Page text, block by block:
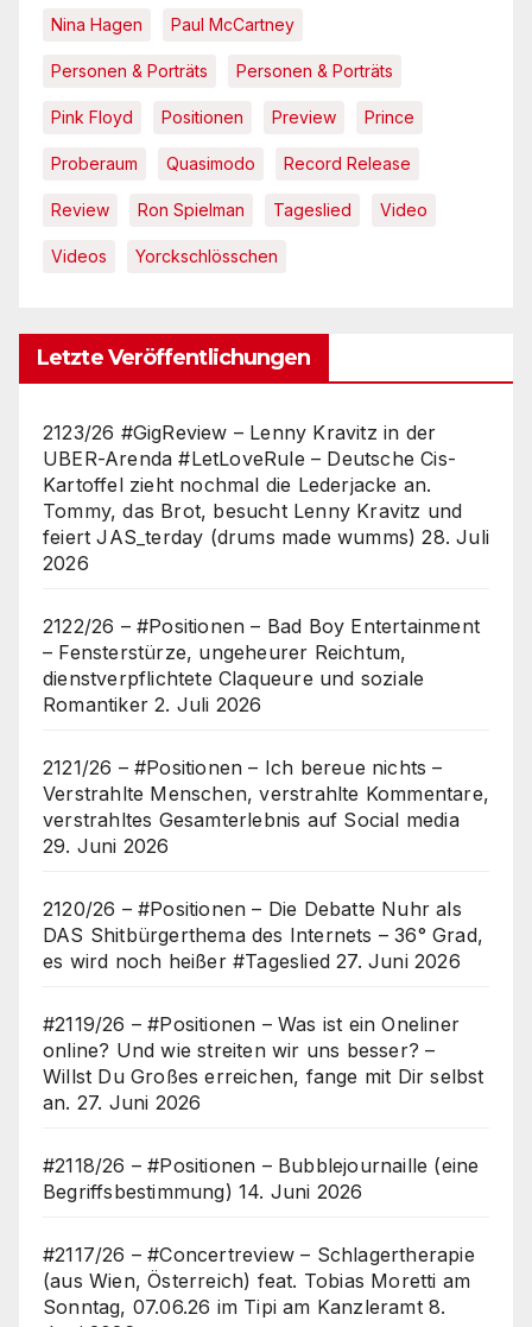
Nina Hagen Paul McCartney
Personen & Porträts Personen & Porträts
Pink Floyd Positionen Preview Prince
Proberaum Quasimodo Record Release
Review Ron Spielman Tageslied Video
Videos Yorckschlösschen
Letzte Veröffentlichungen
2123/26 #GigReview – Lenny Kravitz in der
UBER-Arenda #LetLoveRule – Deutsche Cis-
Kartoffel zieht nochmal die Lederjacke an.
Tommy, das Brot, besucht Lenny Kravitz und
feiert JAS_terday (drums made wumms) 28. Juli
2026
2122/26 – #Positionen – Bad Boy Entertainment
– Fensterstürze, ungeheurer Reichtum,
dienstverpflichtete Claqueure und soziale
Romantiker 2. Juli 2026
2121/26 – #Positionen – Ich bereue nichts –
Verstrahlte Menschen, verstrahlte Kommentare,
verstrahltes Gesamterlebnis auf Social media
29. Juni 2026
2120/26 – #Positionen – Die Debatte Nuhr als
DAS Shitbürgerthema des Internets – 36° Grad,
es wird noch heißer #Tageslied 27. Juni 2026
#2119/26 – #Positionen – Was ist ein Oneliner
online? Und wie streiten wir uns besser? –
Willst Du Großes erreichen, fange mit Dir selbst
an. 27. Juni 2026
#2118/26 – #Positionen – Bubblejournaille (eine
Begriffsbestimmung) 14. Juni 2026
#2117/26 – #Concertreview – Schlagertherapie
(aus Wien, Österreich) feat. Tobias Moretti am
Sonntag, 07.06.26 im Tipi am Kanzleramt 8.